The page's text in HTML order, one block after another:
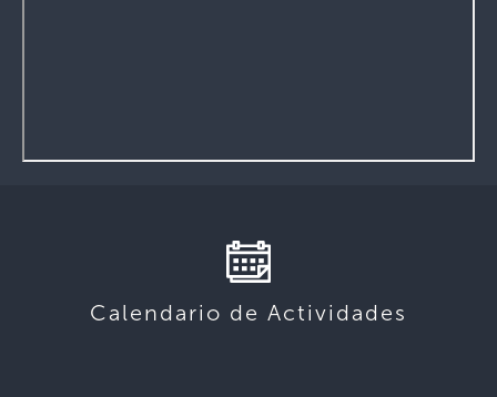
Calendario de Actividades